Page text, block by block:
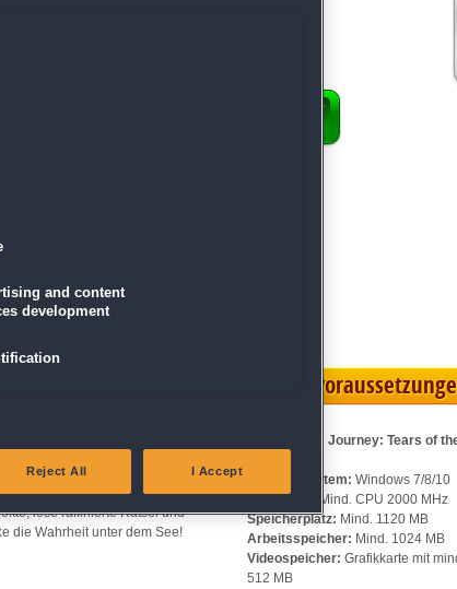
Extras!
auf seiner gefährlichsten Jagd
löse raffinierte Rätsel und
die Wahrheit unter dem See!
Für Hunter's Journey: Tears of
Betriebssystem: Windows 7/8/10
Mind. CPU 2000 MHz
Speicherplatz: Mind. 1120 MB
Arbeitsspeicher: Mind. 1024 MB
Videospeicher: Grafikkarte mit
512 MB
and content
development
fix errors
Reject All I Accept